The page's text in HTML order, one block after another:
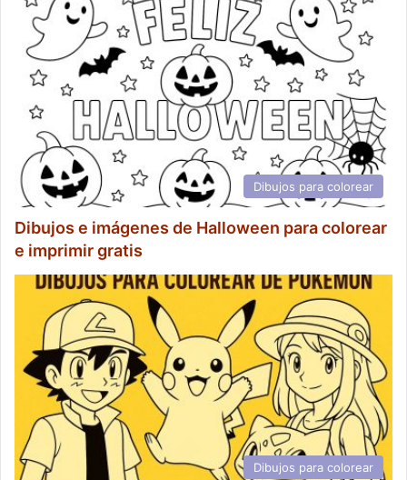
Dibujos para colorear
Dibujos e imágenes de Halloween para colorear
e imprimir gratis
Dibujos para colorear